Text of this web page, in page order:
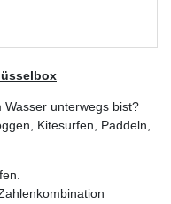
unterwegs bist?
Kitesurfen, Paddeln,